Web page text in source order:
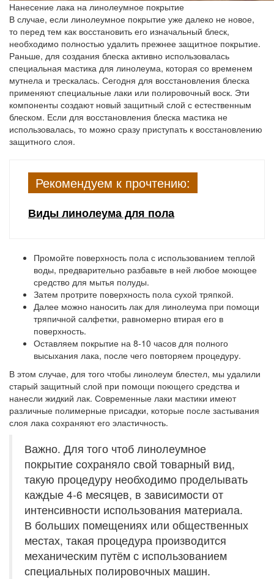
Нанесение лака на линолеумное покрытие
В случае, если линолеумное покрытие уже далеко не новое,
то перед тем как восстановить его изначальный блеск,
необходимо полностью удалить прежнее защитное покрытие.
Раньше, для создания блеска активно использовалась
специальная мастика для линолеума, которая со временем
мутнела и трескалась. Сегодня для восстановления блеска
применяют специальные лаки или полировочный воск. Эти
компоненты создают новый защитный слой с естественным
блеском. Если для восстановления блеска мастика не
использовалась, то можно сразу приступать к восстановлению
защитного слоя.
Рекомендуем к прочтению:
Виды линолеума для пола
Промойте поверхность пола с использованием теплой
воды, предварительно разбавьте в ней любое моющее
средство для мытья полуды.
Затем протрите поверхность пола сухой тряпкой.
Далее можно наносить лак для линолеума при помощи
тряпичной салфетки, равномерно втирая его в
поверхность.
Оставляем покрытие на 8-10 часов для полного
высыхания лака, после чего повторяем процедуру.
В этом случае, для того чтобы линолеум блестел, мы удалили
старый защитный слой при помощи поющего средства и
нанесли жидкий лак. Современные лаки мастики имеют
различные полимерные присадки, которые после застывания
слоя лака сохраняют его эластичность.
Важно. Для того чтоб линолеумное
покрытие сохраняло свой товарный вид,
такую процедуру необходимо проделывать
каждые 4-6 месяцев, в зависимости от
интенсивности использования материала.
В больших помещениях или общественных
местах, такая процедура производится
механическим путём с использованием
специальных полировочных машин.